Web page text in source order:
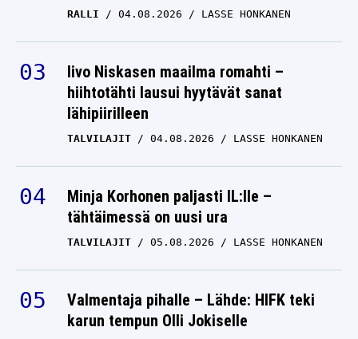
RALLI 04.08.2026 LASSE HONKANEN
Iivo Niskasen maailma romahti –
hiihtotähti lausui hyytävät sanat
lähipiirilleen
TALVILAJIT 04.08.2026 LASSE HONKANEN
Minja Korhonen paljasti IL:lle –
tähtäimessä on uusi ura
TALVILAJIT 05.08.2026 LASSE HONKANEN
Valmentaja pihalle – Lähde: HIFK teki
karun tempun Olli Jokiselle